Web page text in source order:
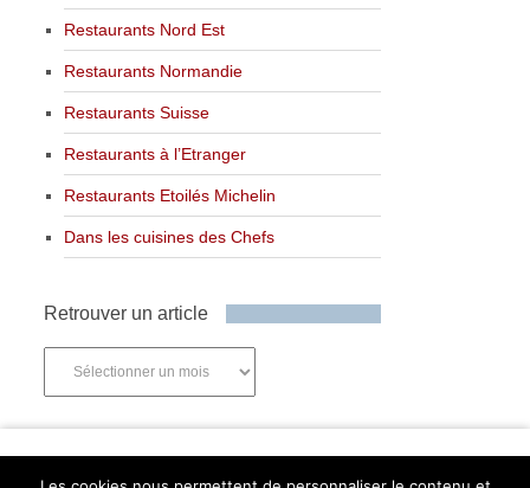
Restaurants Nord Est
Restaurants Normandie
Restaurants Suisse
Restaurants à l’Etranger
Restaurants Etoilés Michelin
Dans les cuisines des Chefs
Retrouver un article